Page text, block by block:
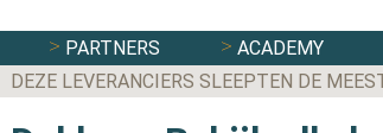
PARTNERS ACADEMY
DEZE LEVERANCIERS SLEEPTEN DE